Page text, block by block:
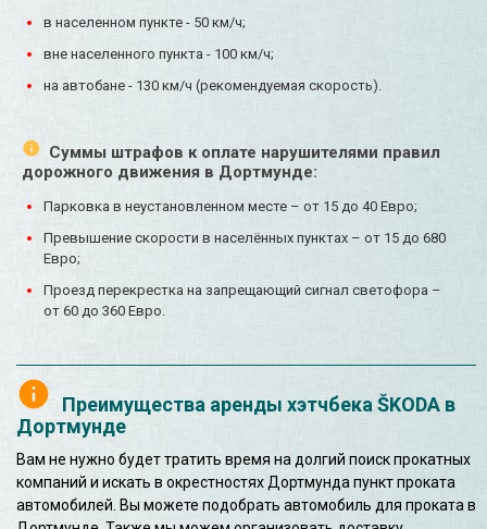
в населенном пункте - 50 км/ч;
вне населенного пункта - 100 км/ч;
на автобане - 130 км/ч (рекомендуемая скорость).
Суммы штрафов к оплате нарушителями правил
дорожного движения в Дортмунде:
Парковка в неустановленном месте – от 15 до 40 Евро;
Превышение скорости в населённых пунктах – от 15 до 680
Евро;
Проезд перекрестка на запрещающий сигнал светофора –
от 60 до 360 Евро.
Преимущества аренды хэтчбека ŠKODA в
Дортмунде
Вам не нужно будет тратить время на долгий поиск прокатных
компаний и искать в окрестностях Дортмунда пункт проката
автомобилей. Вы можете подобрать автомобиль для проката в